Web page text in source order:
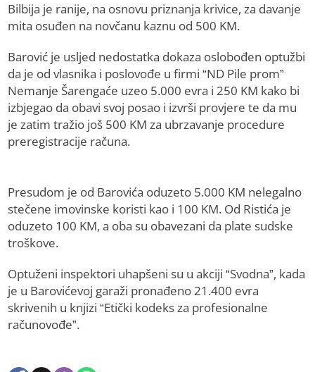
Bilbija je ranije, na osnovu priznanja krivice, za davanje
mita osuđen na novčanu kaznu od 500 KM.
Barović je usljed nedostatka dokaza oslobođen optužbi
da je od vlasnika i poslovođe u firmi “ND Pile prom”
Nemanje Šarengaće uzeo 5.000 evra i 250 KM kako bi
izbjegao da obavi svoj posao i izvrši provjere te da mu
je zatim tražio još 500 KM za ubrzavanje procedure
preregistracije računa.
Presudom je od Barovića oduzeto 5.000 KM nelegalno
stečene imovinske koristi kao i 100 KM. Od Ristića je
oduzeto 100 KM, a oba su obavezani da plate sudske
troškove.
Optuženi inspektori uhapšeni su u akciji “Svodna”, kada
je u Barovićevoj garaži pronađeno 21.400 evra
skrivenih u knjizi “Etički kodeks za profesionalne
računovođe”.